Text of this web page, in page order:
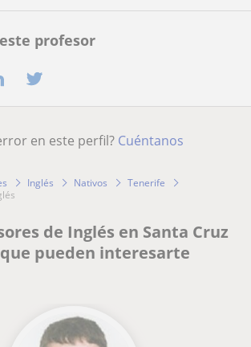
profesor
en este perfil? Cuéntanos
Inglés Nativos
Tenerife
de Inglés en Santa Cruz
pueden interesarte